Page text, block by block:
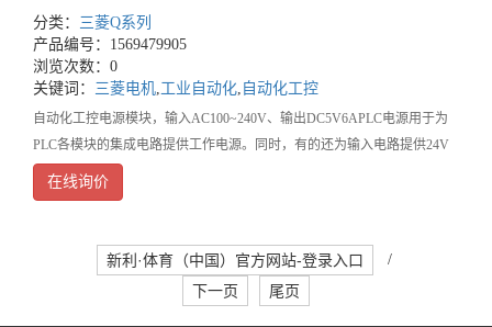
分类： 三菱Q系列
产品编号：1569479905
浏览次数：0
关键词： 三菱电机 工业自动化 自动化工控
自动化工控电源模块，输入AC100~240V、输出DC5V6APLC电源用于为
PLC各模块的集成电路提供工作电源。同时，有的还为输入电路提供24V
的工作电源。电源输入类型有：交流电源（220VAC或110VAC），直流电
源（常用的为24V
在线询价
新利·体育（中国）官方网站-登录入口 /
下一页 尾页